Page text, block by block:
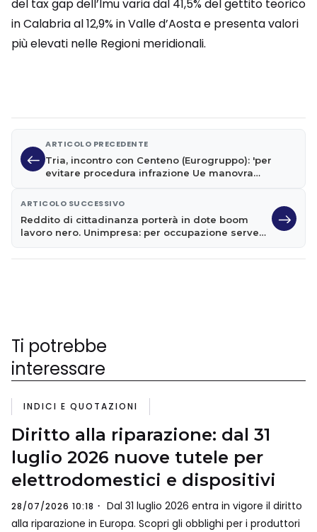
del tax gap dell’Imu varia dal 41,5% del gettito teorico
in Calabria al 12,9% in Valle d’Aosta e presenta valori
più elevati nelle Regioni meridionali.
ARTICOLO PRECEDENTE
Tria, incontro con Centeno (Eurogruppo): 'per
evitare procedura infrazione Ue manovra
ARTICOLO SUCCESSIVO
Reddito di cittadinanza porterà in dote boom
lavoro nero. Unimpresa: per occupazione serve
Ti potrebbe
interessare
INDICI E QUOTAZIONI
Diritto alla riparazione: dal 31
luglio 2026 nuove tutele per
elettrodomestici e dispositivi
28/07/2026 10:18
Dal 31 luglio 2026 entra in vigore il diritto
alla riparazione in Europa. Scopri gli obblighi per i produttori